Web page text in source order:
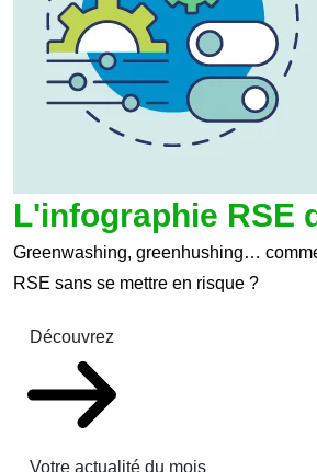
L'infographie RSE
Greenwashing, greenhushing…
RSE sans se mettre en risque ?
Découvrez
Votre actualité du mois